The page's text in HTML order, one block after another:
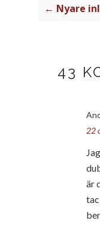
← Nyare
43
22
är